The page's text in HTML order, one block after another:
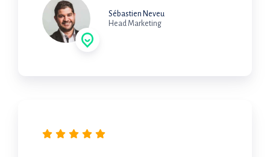
Sébastien Neveu
Head Marketing